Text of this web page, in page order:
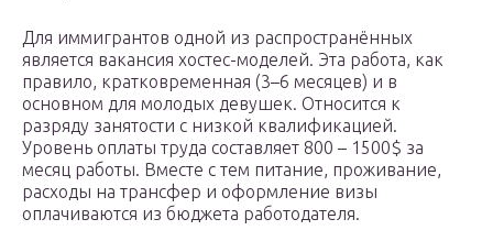
Для иммигрантов одной из распространённых
является вакансия хостес-моделей. Эта работа, как
правило, кратковременная (3–6 месяцев) и в
основном для молодых девушек. Относится к
разряду занятости с низкой квалификацией.
Уровень оплаты труда составляет 800 – 1500$ за
месяц работы. Вместе с тем питание, проживание,
расходы на трансфер и оформление визы
оплачиваются из бюджета работодателя.